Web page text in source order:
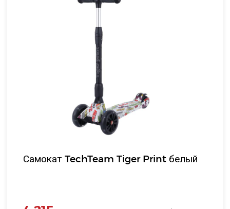
Самокат TechTeam Tiger Print белый